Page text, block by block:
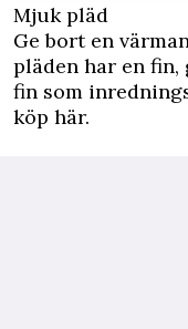
Mjuk pläd
Ge bort en
pläden har en
fin som
köp här.